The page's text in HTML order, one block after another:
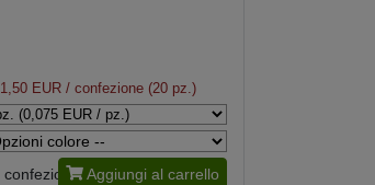
1,50 EUR/ confezione (20 pz.)
confezione Aggiungi al carrello